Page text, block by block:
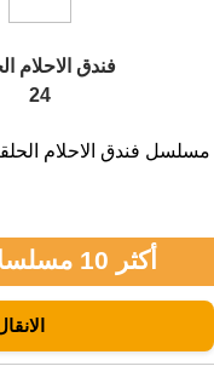
فندق الاحلام
24
أكثر 10 مسلسلات رمضان 2026 مشاهدة